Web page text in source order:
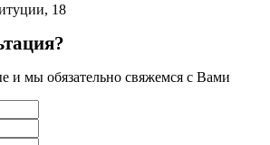
18
и мы обязательно свяжемся с Вами